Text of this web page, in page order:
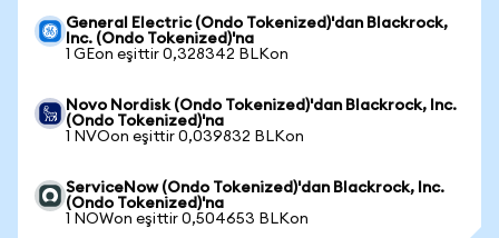
General Electric (Ondo Tokenized)'dan Blackrock,
Inc. (Ondo Tokenized)'na
1 GEon eşittir 0,328342 BLKon
Novo Nordisk (Ondo Tokenized)'dan Blackrock, Inc.
(Ondo Tokenized)'na
1 NVOon eşittir 0,039832 BLKon
ServiceNow (Ondo Tokenized)'dan Blackrock, Inc.
(Ondo Tokenized)'na
1 NOWon eşittir 0,504653 BLKon